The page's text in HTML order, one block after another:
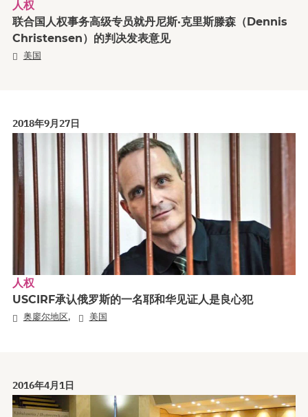
人权
联合国人权事务高级专员就丹尼斯·克里斯滕森（Dennis
Christensen）的判决发表意见
美国
2018年9月27日
人权
USCIRF承认俄罗斯的一名耶和华见证人是良心犯
奥廖尔地区, 美国
2016年4月1日